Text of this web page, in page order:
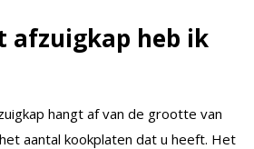
afzuigkap heb ik
hangt af van de grootte van
aantal kookplaten dat u heeft. Het